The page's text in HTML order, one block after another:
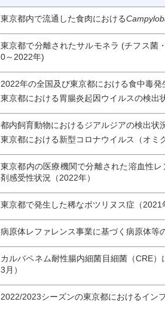
東京都内で流通した食肉における
東京都で分離されたサルモネラ (チフス菌
0～2022年)
2022年の全国及び東京都における食中毒発
東京都における胃腸炎起因ウイルスの検出
都内飼育動物におけるジアルジアの検出状
東京都における新型コロナウイルス（オミ
東京都内の医療機関で分離された溶血性
剤感受性状況（2022年）
東京都で発生した稀なボツリヌス症（2021
病原体レファレンス事業に基づく病原体等
カルバペネム耐性腸内細菌目細菌（CRE
3月）
2022/2023シーズンの東京都におけるイン